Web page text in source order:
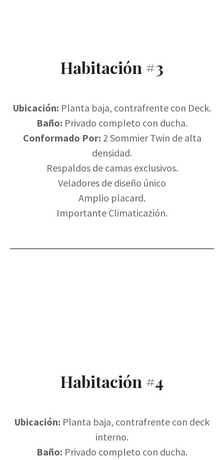
Habitación #3
Ubicación: Planta baja, contrafrente con Deck.
Baño: Privado completo con ducha.
Conformado Por: 2 Sommier Twin de alta
densidad.
Respaldos de camas exclusivos.
Veladores de diseño único
Amplio placard.
Importante Climaticazión.
Habitación #4
Ubicación: Planta baja, contrafrente con deck
interno.
Baño: Privado completo con ducha.